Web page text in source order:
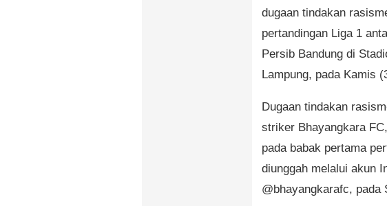
dugaan tindakan
pertandingan Liga 1
Persib Bandung di
Lampung, pada Kamis
Dugaan tindakan
striker Bhayangkara
pada babak pertama
diunggah melalui akun
@bhayangkarafc, pada